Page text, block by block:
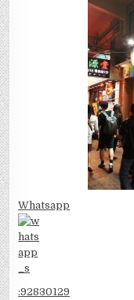
Whatsapp
:92830129